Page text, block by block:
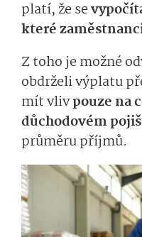
platí, že se
které
Z toho je možné
obdrželi výplatu
mít vlivpouze na
důchodovém
průměru příjmů.